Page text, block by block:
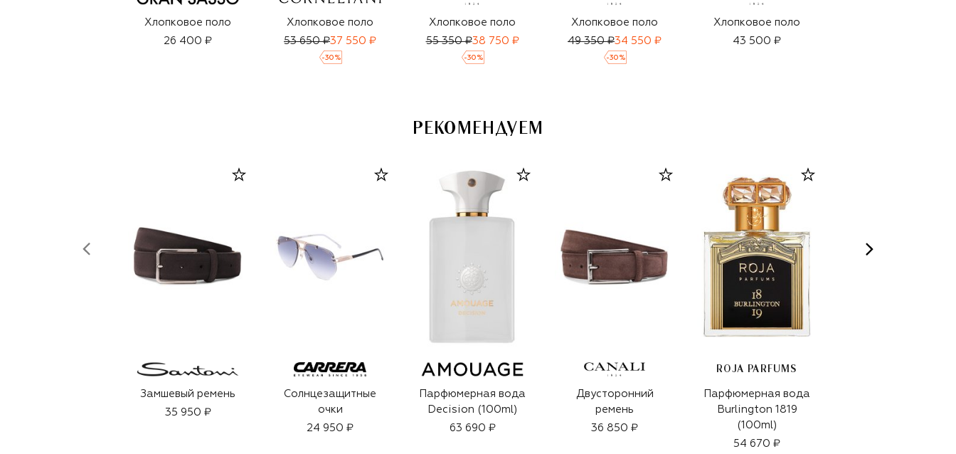
Хлопковое поло
26 400 ₽
Хлопковое поло
53 650 ₽37 550 ₽
-30 %
Хлопковое поло
55 350 ₽38 750 ₽
-30 %
Хлопковое поло
49 350 ₽34 550 ₽
-30 %
Хлопковое поло
43 500 ₽
РЕКОМЕНДУЕМ
Замшевый ремень
35 950 ₽
Солнцезащитные
очки
24 950 ₽
Парфюмерная вода
Decision (100ml)
63 690 ₽
Двусторонний
ремень
36 850 ₽
ROJA PARFUMS
Парфюмерная вода
Burlington 1819
(100ml)
54 670 ₽